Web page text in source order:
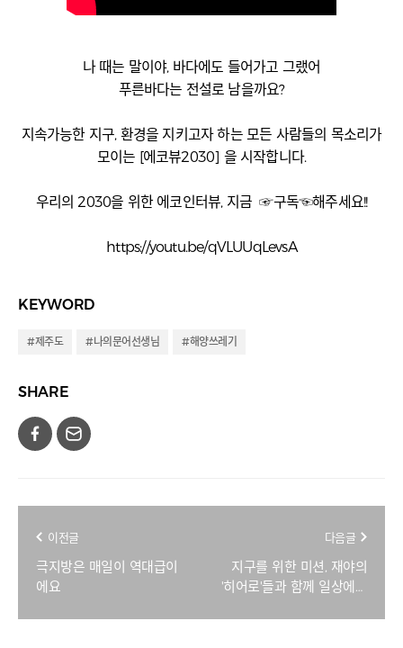
나 때는 말이야, 바다에도 들어가고 그랬어
푸른바다는 전설로 남을까요?
지속가능한 지구, 환경을 지키고자 하는 모든 사람들의 목소리가
모이는 [에코뷰2030] 을 시작합니다.
우리의 2030을 위한 에코인터뷰, 지금 ☞구독☜해주세요!!
https://youtu.be/qVLUUqLevsA
KEYWORD
#제주도​ #나의문어선생님​ #해양쓰레기
SHARE
이전글
극지방은 매일이 역대급이
에요
다음글
지구를 위한 미션, 재야의
'히어로'들과 함께 일상에서